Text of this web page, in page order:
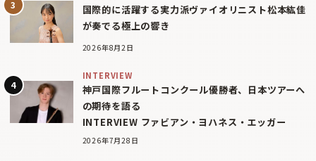
国際的に活躍する実力派ヴァイオリニスト松本紘佳
が奏でる極上の響き
2026年8月2日
INTERVIEW
神戸国際フルートコンクール優勝者、日本ツアーへ
の期待を語る
INTERVIEW ファビアン・ヨハネス・エッガー
2026年7月28日